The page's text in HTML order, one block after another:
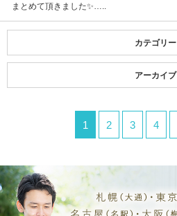
まとめて頂きました✨…..
カテゴリー
アーカイブ
1 2 3 4